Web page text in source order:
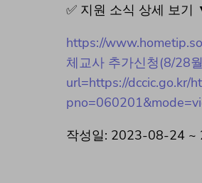
✅ 지원 소식 상세 보기
https://
체교사 추가신청(8/28
url=https://dccic.go.kr/
작성일: 2023-08-24